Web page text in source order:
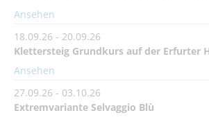
Ansehen
18.09.26 - 20.09.26
Klettersteig Grundkurs auf der Erfurter
Ansehen
27.09.26 - 03.10.26
Extremvariante Selvaggio Blù